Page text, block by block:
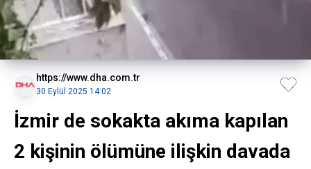
https://www.dha.com.tr
30 Eylül 2025 14:02
İzmir de sokakta akıma kapılan
2 kişinin ölümüne ilişkin davada